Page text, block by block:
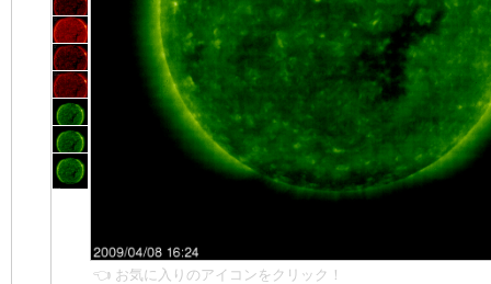
👈 お気に入りのアイコンをクリック！